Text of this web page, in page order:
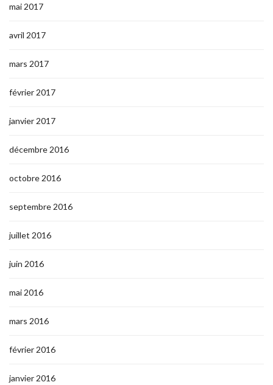
mai 2017
avril 2017
mars 2017
février 2017
janvier 2017
décembre 2016
octobre 2016
septembre 2016
juillet 2016
juin 2016
mai 2016
mars 2016
février 2016
janvier 2016